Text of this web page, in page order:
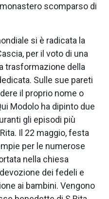
scomparso di
si è radicata la
per il voto di una
trasformazione della
Sulle sue pareti
il proprio nome o
Modolo ha dipinto due
gli episodi più
Il 22 maggio, festa
per le numerose
nella chiesa
dei fedeli e
ai bambini. Vengono